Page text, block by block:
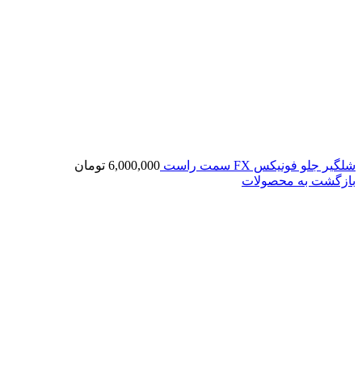
شلگیر جلو فونیکس FX سمت راست 6,000,000 تومان
بازگشت به محصولات